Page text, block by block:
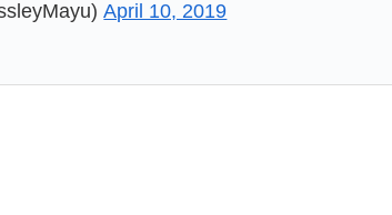
April 10, 2019